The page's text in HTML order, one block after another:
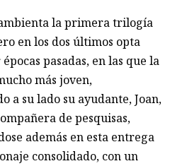
la primera trilogía
en los dos últimos opta
pasadas, en las que la
más joven,
a su lado su ayudante, Joan,
de pesquisas,
además en esta entrega
consolidado, con un